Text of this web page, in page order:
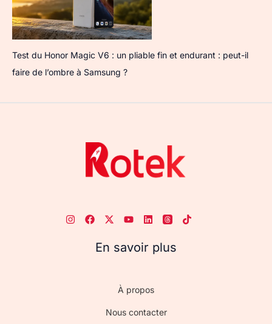
Test du Honor Magic V6 : un pliable fin et endurant : peut-il
faire de l’ombre à Samsung ?
En savoir plus
À propos
Nous contacter